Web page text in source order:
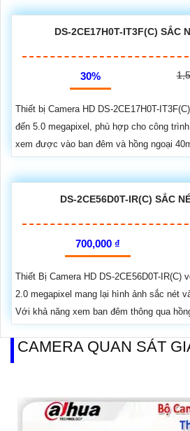
DS-2CE17H0T-IT3F(C) SẮC
30%
Thiết bị Camera HD DS-2CE17H0T-
đến 5.0 megapixel, phù hợp cho công trình
xem được vào ban đêm và hồng ngoại
DS-2CE56D0T-IR(C) SẮC
700,000 ₫
Thiết Bị Camera HD DS-2CE56D0T-IR(C)
2.0 megapixel mang lại hình ảnh sắc nét
Với khả năng xem ban đêm thông qua
CAMERA QUAN SÁT